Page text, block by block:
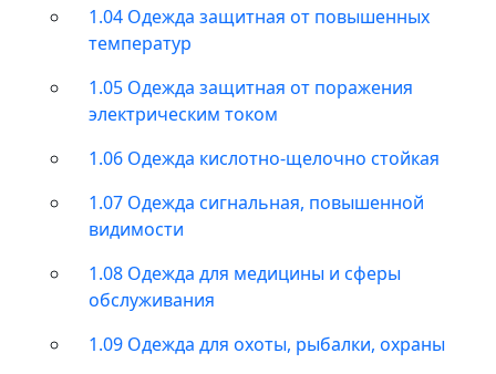
1.04 Одежда защитная от повышенных
температур
1.05 Одежда защитная от поражения
электрическим током
1.06 Одежда кислотно-щелочно стойкая
1.07 Одежда сигнальная, повышенной
видимости
1.08 Одежда для медицины и сферы
обслуживания
1.09 Одежда для охоты, рыбалки, охраны